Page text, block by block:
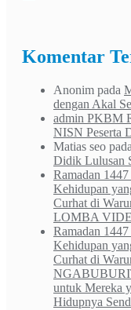
Komentar
Anonim pada
dengan Akal
admin PKBM
NISN Peserta
Matias seo pada
Didik Lulusan
Ramadan
Kehidupan
Curhat di
LOMBA
Ramadan
Kehidupan
Curhat di
untuk Mereka
Hidupnya